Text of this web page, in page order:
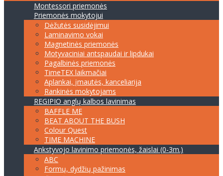
Montessori priemonės
Priemonės mokytojui
Dėžutės susidėjimui
Laminavimo vokai
Magnetinės priemonės
Motyvaciniai antspaudai ir lipdukai
Pagalbinės priemonės
TimeTEX laikmačiai
Aplankai, įmautės, kanceliarija
Rankinės mokytojams
REGIPIO anglų kalbos lavinimas
BAFFLE ME
BEAT ABOUT THE BUSH
Colour Quest
TIME MACHINE
Ankstyvojo lavinimo priemonės, žaislai (0-3m.)
ABC
Formų, dydžių pažinimas